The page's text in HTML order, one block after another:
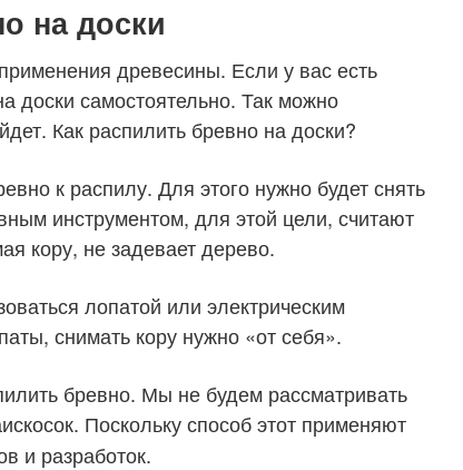
на доски
древесины. Если у вас есть
доски самостоятельно. Так можно
Как распилить бревно на доски?
к распилу. Для этого нужно будет снять
инструментом, для этой цели, считают
кору, не задевает дерево.
лопатой или электрическим
снимать кору нужно «от себя».
бревно. Мы не будем рассматривать
Поскольку способ этот применяют
и разработок.